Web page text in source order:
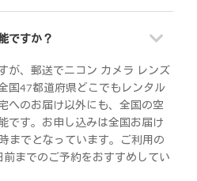
ですか？
が、郵送でニコン カメラ レンズ
国47都道府県どこでもレンタル
へのお届け以外にも、全国の空
です。お申し込みは全国お届け
までとなっています。ご利用の
までのご予約をおすすめしてい